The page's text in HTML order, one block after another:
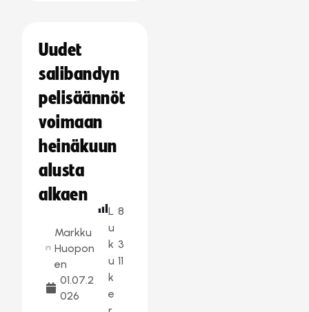
Uudet
salibandyn
pelisäännöt
voimaan
heinäkuun
alusta
alkaen
Markku
Huopon
en
01.07.2
026
L
u
k
u
k
e
8
3
11